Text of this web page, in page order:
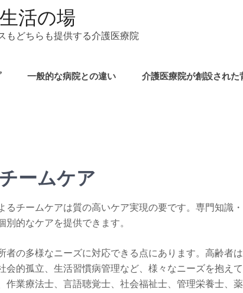
活の場
もどちらも提供する介護医療院
一般的な病院との違い 介護医療院が創設された
ームケア
るチームケアは質の高いケア実現の要です。専門知識
的なケアを提供できます。
者の多様なニーズに対応できる点にあります。高齢者
会的孤立、生活習慣病管理など、様々なニーズを抱え
作業療法士、言語聴覚士、社会福祉士、管理栄養士、